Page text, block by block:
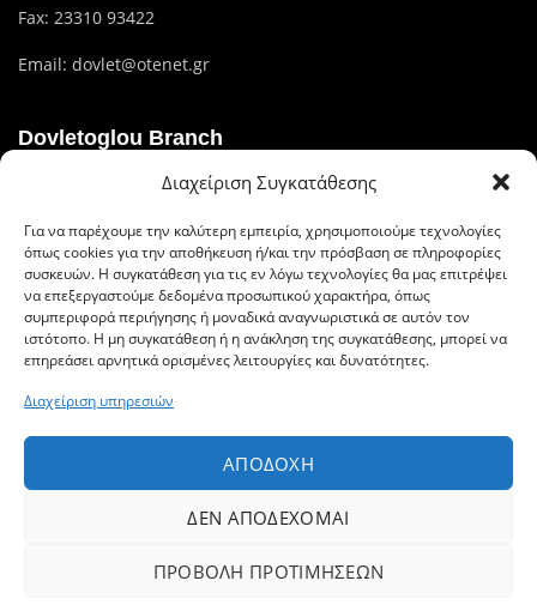
Διαχείριση Συγκατάθεσης
Για να παρέχουμε την καλύτερη εμπειρία, χρησιμοποιούμε τεχνολογίες
όπως cookies για την αποθήκευση ή/και την πρόσβαση σε πληροφορίες
συσκευών. Η συγκατάθεση για τις εν λόγω τεχνολογίες θα μας επιτρέψει
να επεξεργαστούμε δεδομένα προσωπικού χαρακτήρα, όπως
συμπεριφορά περιήγησης ή μοναδικά αναγνωριστικά σε αυτόν τον
ιστότοπο. Η μη συγκατάθεση ή η ανάκληση της συγκατάθεσης, μπορεί να
επηρεάσει αρνητικά ορισμένες λειτουργίες και δυνατότητες.
Διαχείριση υπηρεσιών
ΑΠΟΔΟΧΉ
ΔΕΝ ΑΠΟΔΈΧΟΜΑΙ
ΠΡΟΒΟΛΉ ΠΡΟΤΙΜΉΣΕΩΝ
Fax: 23310 93422
Email: dovlet@otenet.gr
Dovletoglou Branch
Διεύθυνση: Πίνδου 17, 59132,Βέροια
Τηλ.: 23310 60376
Fax: 23310 93422
Email: dovlet@otenet.gr
© 2019 Δοβλέτογλου, All Rights Reserved | Powered by